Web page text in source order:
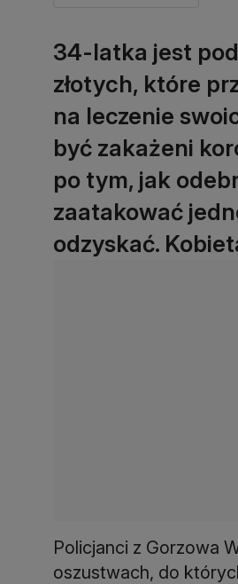
34-latka jest
złotych, które
na leczenie
być zakażeni
po tym, jak
zaatakować
odzyskać.
Policjanci z Gorzowa
oszustwach, do